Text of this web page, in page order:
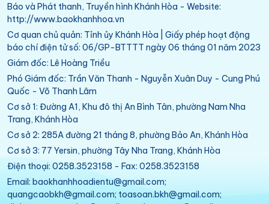
Báo và Phát thanh, Truyền hình Khánh Hòa - Website:
http://www.baokhanhhoa.vn
Cơ quan chủ quản: Tỉnh ủy Khánh Hòa | Giấy phép hoạt động
báo chí điện tử số: 06/GP-BTTTT ngày 06 tháng 01 năm 2023
Giám đốc: Lê Hoàng Triều
Phó Giám đốc: Trần Văn Thanh - Nguyễn Xuân Duy - Cung Phú
Quốc - Võ Thanh Lâm
Cơ sở 1: Đường A1, Khu đô thị An Bình Tân, phường Nam Nha
Trang, Khánh Hòa
Cơ sở 2: 285A đường 21 tháng 8, phường Bảo An, Khánh Hòa
Cơ sở 3: 77 Yersin, phường Tây Nha Trang, Khánh Hòa
Điện thoại: 0258.3523158 - Fax: 0258.3523158
Email: baokhanhhoadientu@gmail.com;
quangcaobkh@gmail.com; toasoan.bkh@gmail.com;